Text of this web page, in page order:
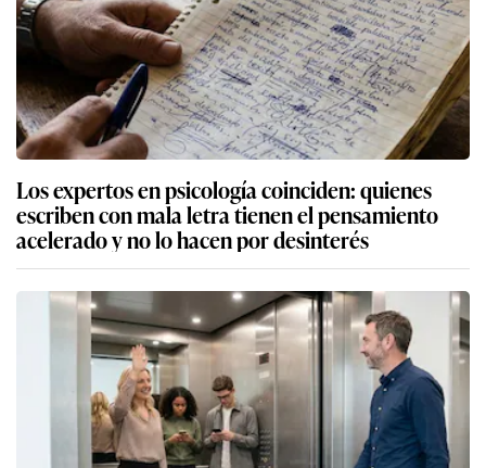
Los expertos en psicología coinciden: quienes
escriben con mala letra tienen el pensamiento
acelerado y no lo hacen por desinterés